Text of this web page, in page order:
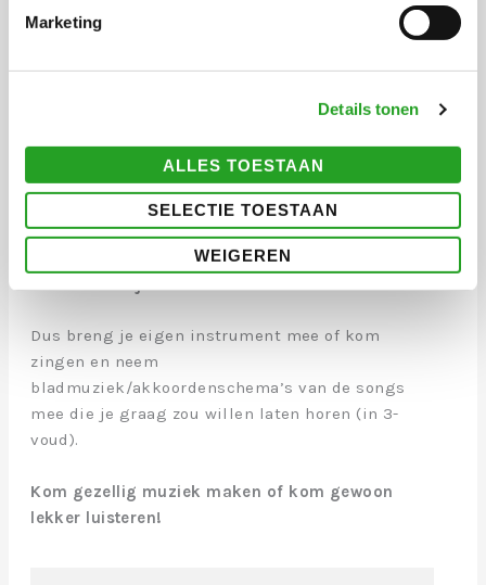
Marketing
Details tonen
ALLES TOESTAAN
SELECTIE TOESTAAN
WEIGEREN
of spelen; meld je aan bij aankomst.
Luisteraars betalen slechts € 6,00 entree. Koop
je tickets via Eventbrite of aan de deur.
De sessie is niet alleen voor muzikanten, ook
Dus breng je eigen instrument mee of kom
zingen en neem
bladmuziek/akkoordenschema’s van de songs
mee die je graag zou willen laten horen (in 3-
voud).
Kom gezellig muziek maken of kom gewoon
lekker luisteren!